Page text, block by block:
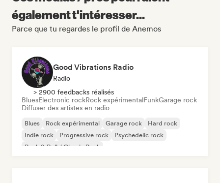
également t'intéresser...
Parce que tu regardes le profil de Anemos
Good Vibrations Radio
Radio
> 2900 feedbacks réalisés
BluesElectronic rockRock expérimentalFunkGarage rock
Diffuser des artistes en radio
Blues Rock expérimental Garage rock
Hard rock
Indie rock
Progressive rock
Psychedelic rock
Rock & Roll / Classic Rock